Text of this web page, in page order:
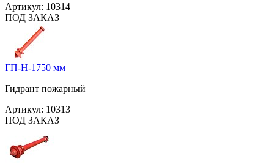
Артикул: 10314
ПОД ЗАКАЗ
ГП-Н-1750 мм
Гидрант пожарный
Артикул: 10313
ПОД ЗАКАЗ